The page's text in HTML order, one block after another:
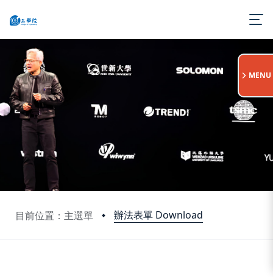
目前位置：主選單 辦法表單 Download
:::
MENU